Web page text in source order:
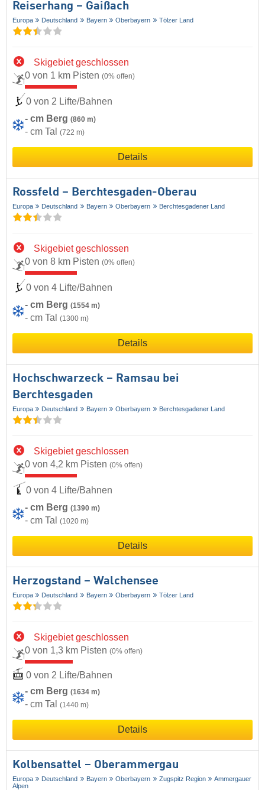
Reiserhang – Gaißach
Europa Deutschland Bayern Oberbayern Tölzer Land
Skigebiet geschlossen
0 von 1 km Pisten (0% offen)
0 von 2 Lifte/Bahnen
- cm Berg (860 m)
- cm Tal (722 m)
Details
Rossfeld – Berchtesgaden-Oberau
Europa Deutschland Bayern Oberbayern Berchtesgadener Land
Skigebiet geschlossen
0 von 8 km Pisten (0% offen)
0 von 4 Lifte/Bahnen
- cm Berg (1554 m)
- cm Tal (1300 m)
Details
Hochschwarzeck – Ramsau bei
Berchtesgaden
Europa Deutschland Bayern Oberbayern Berchtesgadener Land
Skigebiet geschlossen
0 von 4,2 km Pisten (0% offen)
0 von 4 Lifte/Bahnen
- cm Berg (1390 m)
- cm Tal (1020 m)
Details
Herzogstand – Walchensee
Europa Deutschland Bayern Oberbayern Tölzer Land
Skigebiet geschlossen
0 von 1,3 km Pisten (0% offen)
0 von 2 Lifte/Bahnen
- cm Berg (1634 m)
- cm Tal (1440 m)
Details
Kolbensattel – Oberammergau
Europa Deutschland Bayern Oberbayern Zugspitz Region
Ammergauer
Alpen